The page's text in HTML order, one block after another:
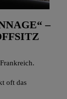
–
oft das